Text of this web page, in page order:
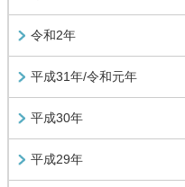
令和2年
平成31年/令和元年
平成30年
平成29年